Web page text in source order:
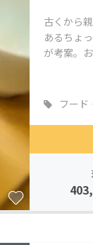
古くから
あるちょ
が考案。
フード